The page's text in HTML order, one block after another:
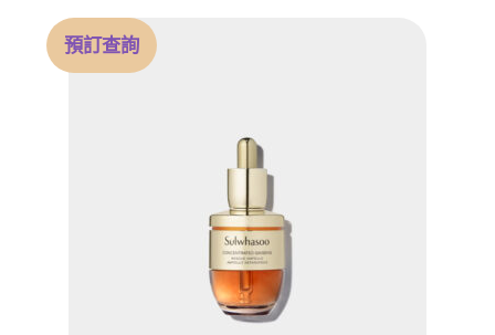
預訂查詢